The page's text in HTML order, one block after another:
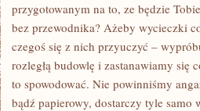
KAŻDA
WYCIECZKA,
ABY
BYŁA
UDANA,
POWINIEN
BYĆ
ZAPLANOWANA
przygotowanym na to, ze będzie
bez przewodnika? Ażeby wycieczki
czegoś się z nich przyuczyć –
rozległą budowlę i zastanawiamy
to spowodować. Nie powinniśmy
bądź papierowy, dostarczy tyle